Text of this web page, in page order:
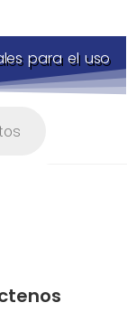
para el uso